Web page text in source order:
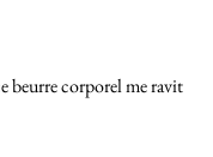
beurre corporel me ravit